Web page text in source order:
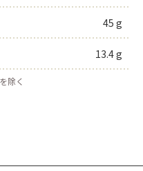
45 g
13.4 g
除く